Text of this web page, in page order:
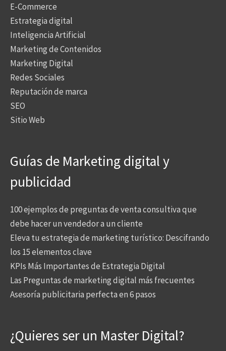
E-Commerce
Estrategia digital
Inteligencia Artificial
Marketing de Contenidos
Marketing Digital
Redes Sociales
Reputación de marca
SEO
Sitio Web
Guías de Marketing digital y
publicidad
100 ejemplos de preguntas de venta consultiva que
debe hacer un vendedor a un cliente
Eleva tu estrategia de marketing turístico: Descifrando
los 15 elementos clave
KPIs Más Importantes de Estrategia Digital
Las Preguntas de marketing digital más frecuentes
Asesoría publicitaria perfecta en 6 pasos
¿Quieres ser un Master Digital?